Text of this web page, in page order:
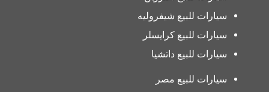
سيارات للبيع شيفروليه
سيارات للبيع كرايسلر
سيارات للبيع داتشيا
سيارات للبيع مصر